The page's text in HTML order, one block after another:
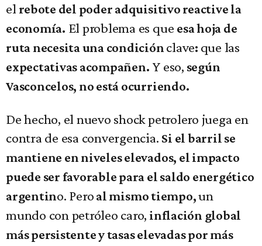
el rebote del poder adquisitivo reactive la
economía. El problema es que esa hoja de
ruta necesita una condición clave: que las
expectativas acompañen. Y eso, según
Vasconcelos, no está ocurriendo.
De hecho, el nuevo shock petrolero juega en
contra de esa convergencia. Si el barril se
mantiene en niveles elevados, el impacto
puede ser favorable para el saldo energético
argentino. Pero al mismo tiempo,un
mundo con petróleo caro, inflación global
más persistente y tasas elevadas por más